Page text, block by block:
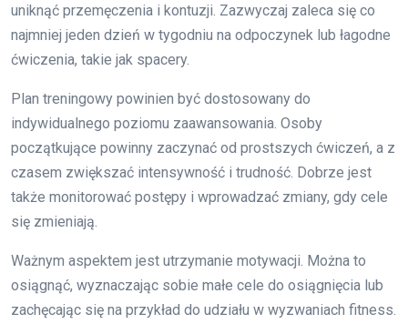
uniknąć przemęczenia i kontuzji. Zazwyczaj zaleca się co
najmniej jeden dzień w tygodniu na odpoczynek lub łagodne
ćwiczenia, takie jak spacery.
Plan treningowy powinien być dostosowany do
indywidualnego poziomu zaawansowania. Osoby
początkujące powinny zaczynać od prostszych ćwiczeń, a z
czasem zwiększać intensywność i trudność. Dobrze jest
także monitorować postępy i wprowadzać zmiany, gdy cele
się zmieniają.
Ważnym aspektem jest utrzymanie motywacji. Można to
osiągnąć, wyznaczając sobie małe cele do osiągnięcia lub
zachęcając się na przykład do udziału w wyzwaniach fitness.